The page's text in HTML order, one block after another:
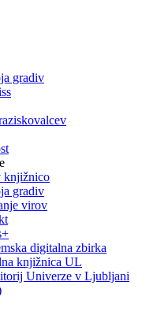
gradiv
knjižnico
gradiv
virov
digitalna zbirka
knjižnica UL
Univerze v Ljubljani